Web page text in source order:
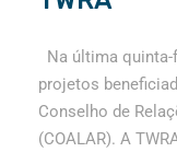
Na última
projetos
Conselho de
(COALAR). A